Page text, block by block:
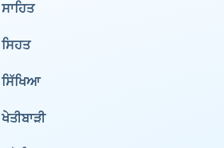
ਸਾਹਿਤ
ਸਿਹਤ
ਸਿੱਖਿਆ
ਖੇਤੀਬਾੜੀ